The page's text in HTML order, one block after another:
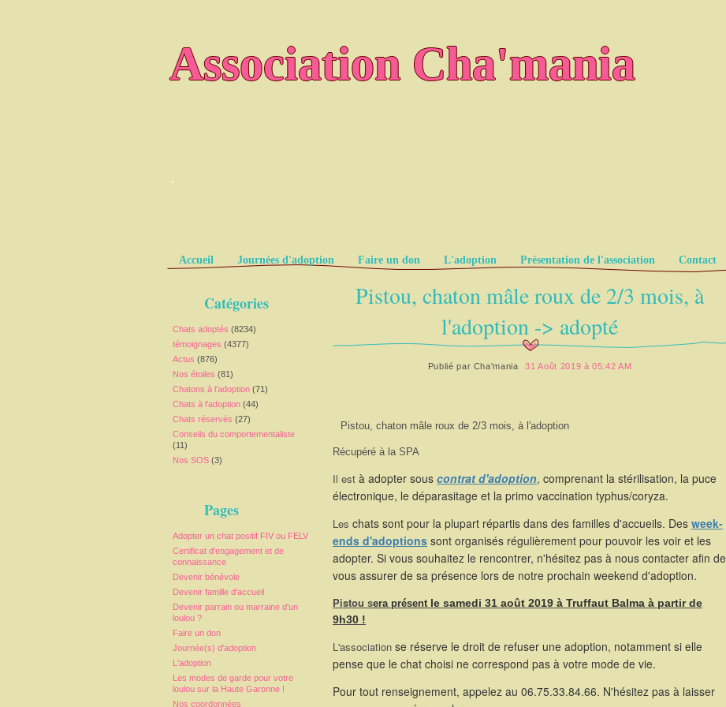
Association Cha'mania
.
Pages
Accueil Journées d'adoption Faire un don L'adoption Présentation de l'association Contact
Catégories
Chats adoptés (8234)
témoignages (4377)
Actus (876)
Nos étoiles (81)
Chatons à l'adoption (71)
Chats à l'adoption (44)
Chats réservés (27)
Conseils du comportementaliste
(11)
Nos SOS (3)
Pages
Adopter un chat positif FIV ou FELV
Certificat d'engagement et de
connaissance
Devenir bénévole
Devenir famille d'accueil
Devenir parrain ou marraine d'un
loulou ?
Faire un don
Journée(s) d'adoption
L'adoption
Les modes de garde pour votre
loulou sur la Haute Garonne !
Nos coordonnées
Pistou, chaton mâle roux de 2/3 mois, à
l'adoption -> adopté
Publié par Cha'mania 31 Août 2019 à 05:42 AM
Pistou, chaton mâle roux de 2/3 mois, à l'adoption
Récupéré à la SPA
Il est à adopter sous contrat d'adoption, comprenant la stérilisation, la puce
électronique, le déparasitage et la primo vaccination typhus/coryza.
Les chats sont pour la plupart répartis dans des familles d'accueils. Des week-
ends d'adoptions sont organisés régulièrement pour pouvoir les voir et les
adopter. Si vous souhaitez le rencontrer, n'hésitez pas à nous contacter afin de
vous assurer de sa présence lors de notre prochain weekend d'adoption.
Pistou sera présent le samedi 31 août 2019 à Truffaut Balma à partir de
9h30 !
L'association se réserve le droit de refuser une adoption, notamment si elle
pense que le chat choisi ne correspond pas à votre mode de vie.
Pour tout renseignement, appelez au 06.75.33.84.66. N'hésitez pas à laisser